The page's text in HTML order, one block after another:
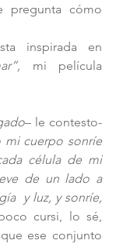
pregunta cómo
mi película
cuerpo sonríe
célula de mi
de un lado a
y luz, y sonríe,
cursi, lo sé,
ese conjunto